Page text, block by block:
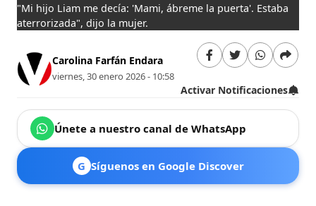
"Mi hijo Liam me decía: 'Mami, ábreme la puerta'. Estaba
aterrorizada", dijo la mujer.
Carolina Farfán Endara
viernes, 30 enero 2026 - 10:58
Activar Notificaciones
Únete a nuestro canal de WhatsApp
G Síguenos en Google Discover